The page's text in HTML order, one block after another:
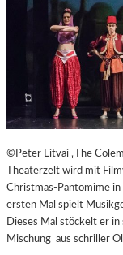
©Peter Litvai „The
Theaterzelt wird mit
Christmas-Pantomime
ersten Mal spielt
Dieses Mal stöckelt er in
Mischung aus schriller